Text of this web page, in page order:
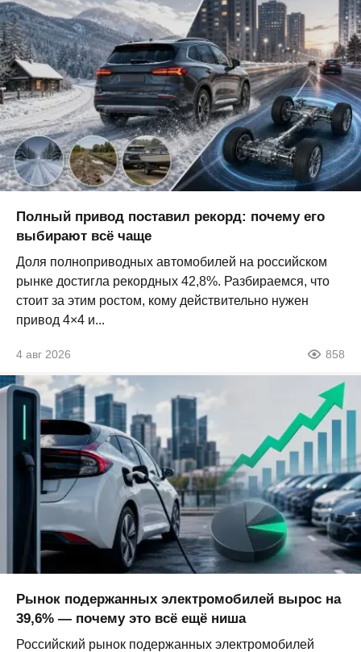
Полный привод поставил рекорд: почему его
выбирают всё чаще
Доля полноприводных автомобилей на российском
рынке достигла рекордных 42,8%. Разбираемся, что
стоит за этим ростом, кому действительно нужен
привод 4×4 и...
4 авг 2026 858
Рынок подержанных электромобилей вырос на
39,6% — почему это всё ещё ниша
Российский рынок подержанных электромобилей